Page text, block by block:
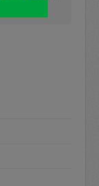
毎週定
でキャ
更新)